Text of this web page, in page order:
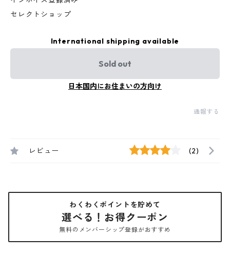
セレクトショップ
International shipping available
Sold out
日本国内にお住まいの方向け
通報する
レビュー (2)
わくわくポイントを貯めて
選べる！お得クーポン
無料のメンバーシップ登録がおすすめ